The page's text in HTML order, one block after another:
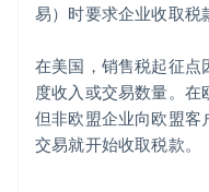
易）时要求企业收取税
在美国，销售税起征点
度收入或交易数量。在
但非欧盟企业向欧盟客
交易就开始收取税款。